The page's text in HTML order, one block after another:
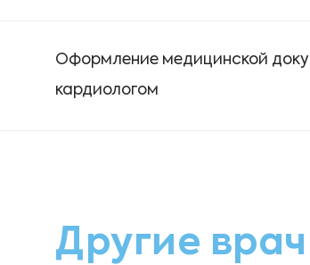
Оформление медицинской
кардиологом
Другие